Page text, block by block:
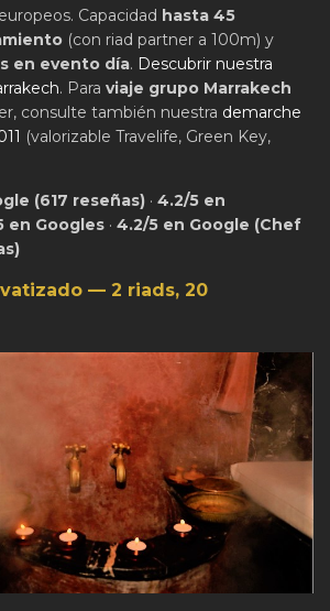
europeos. Capacidad hasta 45
(con riad partner a 100m) y
en evento día. Descubrir nuestra
. Para viaje grupo Marrakech
consulte también nuestra demarche
(valorizable Travelife, Green Key,
(617 reseñas) · 4.2/5 en
en Googles · 4.2/5 en Google (Chef
— 2 riads, 20